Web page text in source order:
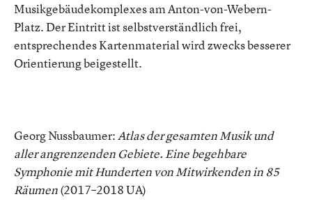
Musikgebäudekomplexes am Anton-von-Webern-
Platz. Der Eintritt ist selbstverständlich frei,
entsprechendes Kartenmaterial wird zwecks besserer
Orientierung beigestellt.
Georg Nussbaumer:Atlas der gesamten Musik und
aller angrenzenden Gebiete. Eine begehbare
Symphonie mit Hunderten von Mitwirkenden in 85
Räumen(2017–2018 UA)